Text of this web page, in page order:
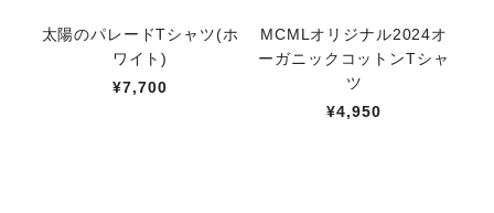
太陽のパレードTシャツ(ホ
ワイト)
¥7,700
MCMLオリジナル2024オ
ーガニックコットンTシャ
ツ
¥4,950